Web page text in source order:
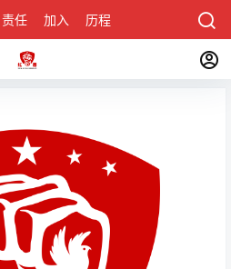
责任 加入 历程 关于